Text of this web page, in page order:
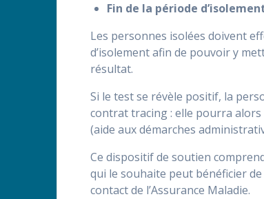
Fin de la période
Les personnes isolées doivent
d’isolement afin de pouvoir y
résultat.
Si le test se révèle positif, la
contrat tracing : elle pourra
(aide aux démarches
Ce dispositif de soutien
qui le souhaite peut bénéficier
contact de l’Assurance Maladie.